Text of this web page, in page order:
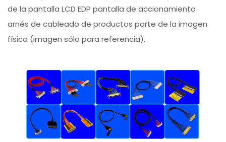
de la pantalla LCD EDP pantalla de accionamiento
arnés de cableado de productos parte de la imagen
física (imagen sólo para referencia).